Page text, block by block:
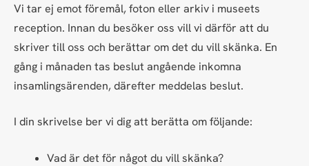
Vi tar ej emot föremål, foton eller arkiv i museets
reception. Innan du besöker oss vill vi därför att du
skriver till oss och berättar om det du vill skänka. En
gång i månaden tas beslut angående inkomna
insamlingsärenden, därefter meddelas beslut.
I din skrivelse ber vi dig att berätta om följande:
Vad är det för något du vill skänka?